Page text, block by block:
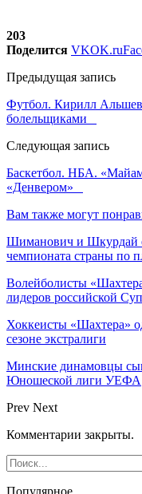
203
Поделится VKOK.ru
Предыдущая запись
Футбол. Кирилл
болельщиками
Следующая запись
Баскетбол. НБА.
«Денвером»
Вам также могут
Шиманович и Шкурдай
чемпионата страны по
Волейболисты
лидеров российской
Хоккеисты «Шахтера»
сезоне экстралиги
Минские динамовцы
Юношеской лиги УЕФА
Prev Next
Комментарии закрыты.
Популярное